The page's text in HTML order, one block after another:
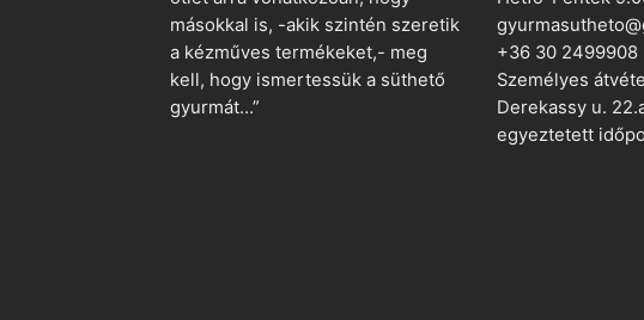
másokkal is, -akik szintén szeretik
a kézműves termékeket,- meg
kell, hogy ismertessük a süthető
gyurmát…”
+36 30 2499908
Személyes
Derekassy u.
egyeztetett